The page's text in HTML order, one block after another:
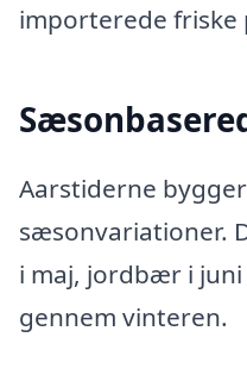
importerede friske
Aarstiderne
sæsonvariationer.
i maj, jordbær i
gennem vinteren.